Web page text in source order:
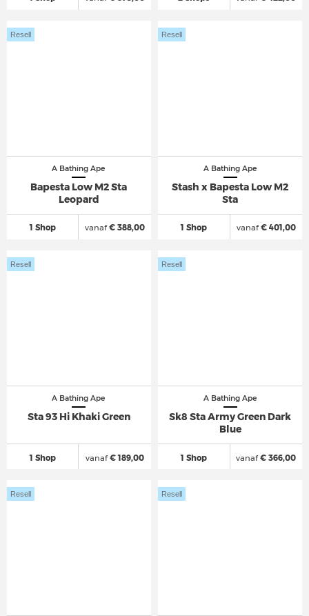
A Bathing Ape
Bapesta Low M2 Sta
Leopard
1 Shop
Resell
vanaf€ 388,00
A Bathing Ape
Stash x Bapesta Low M2
Sta
1 Shop
Resell
vanaf€ 401,00
A Bathing Ape
Sta 93 Hi Khaki Green
1 Shop
Resell
vanaf€ 189,00
A Bathing Ape
Sk8 Sta Army Green Dark
Blue
1 Shop
Resell
vanaf€ 366,00
Resell Resell